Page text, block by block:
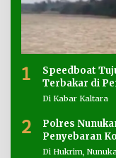
1
Speedboat
Terbakar di
Di Kabar Kaltara
2
Polres
Penyebaran
Di Hukrim,